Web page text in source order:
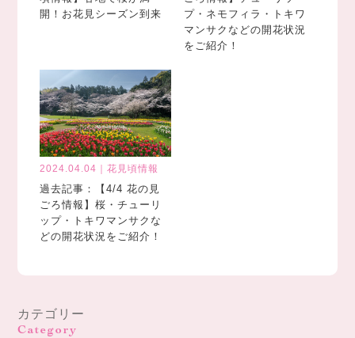
開！お花見シーズン到来
プ・ネモフィラ・トキワ
マンサクなどの開花状況
をご紹介！
2024.04.04｜花見頃情報
過去記事：【4/4 花の見
ごろ情報】桜・チューリ
ップ・トキワマンサクな
どの開花状況をご紹介！
カテゴリー
Category